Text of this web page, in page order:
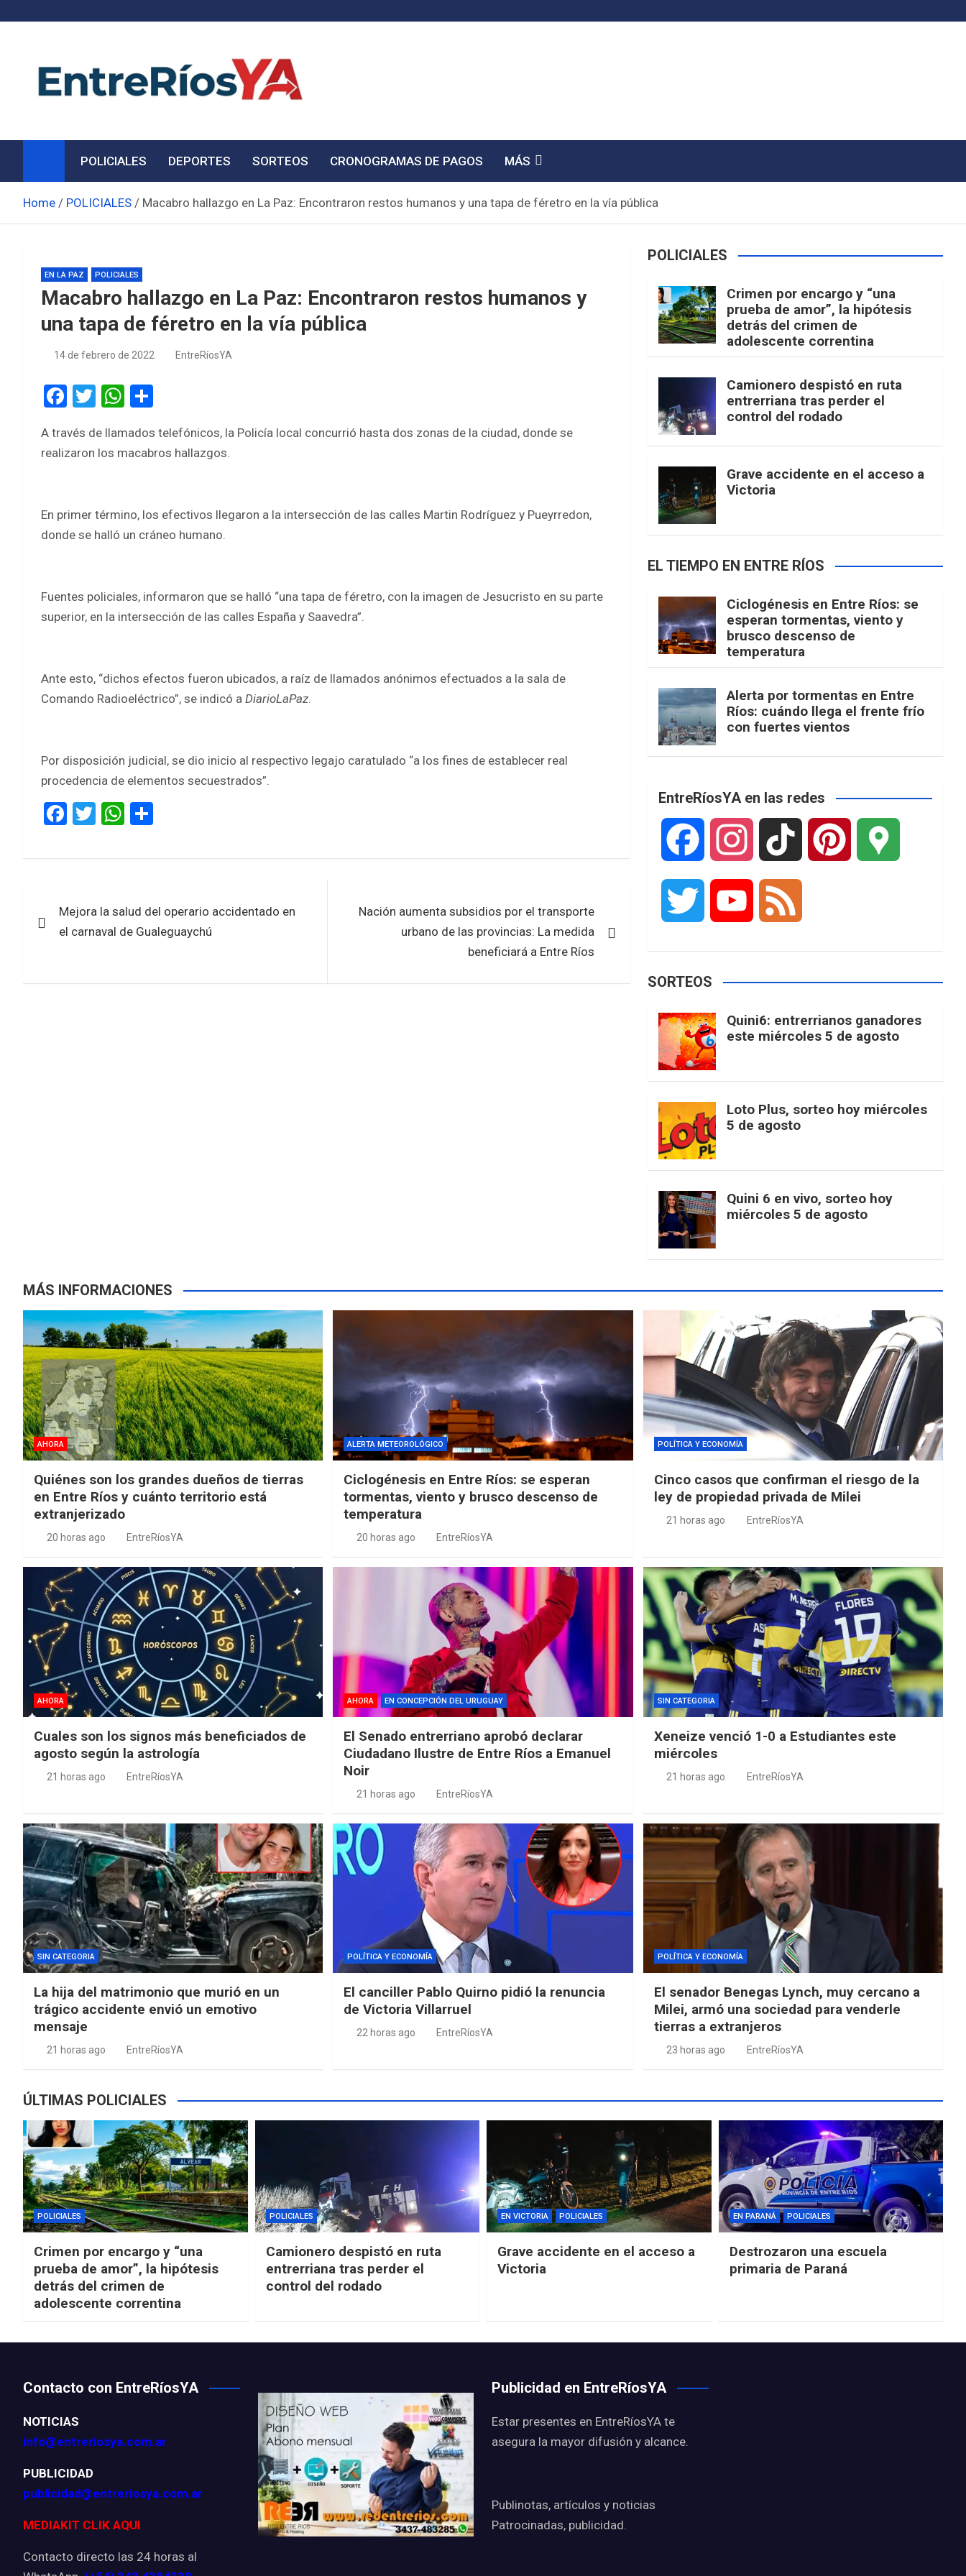
Noticias de Entre Ríos
POLICIALES DEPORTES SORTEOS CRONOGRAMAS DE PAGOS MÁS
Home POLICIALES Macabro hallazgo en La Paz: Encontraron restos humanos y una tapa de féretro en la vía pública
EN LA PAZ POLICIALES
Macabro hallazgo en La Paz: Encontraron restos humanos y
una tapa de féretro en la vía pública
14 de febrero de 2022 EntreRíosYA
F
ce
b
o
k
T
tt
er
W
at
s
p
p
ar
e
A través de llamados telefónicos, la Policía local concurrió hasta dos zonas de la ciudad, donde se
realizaron los macabros hallazgos.
En primer término, los efectivos llegaron a la intersección de las calles Martin Rodríguez y Pueyrredon,
donde se halló un cráneo humano.
Fuentes policiales, informaron que se halló “una tapa de féretro, con la imagen de Jesucristo en su parte
superior, en la intersección de las calles España y Saavedra”.
Ante esto, “dichos efectos fueron ubicados, a raíz de llamados anónimos efectuados a la sala de
Comando Radioeléctrico”, se indicó a DiarioLaPaz.
Por disposición judicial, se dio inicio al respectivo legajo caratulado “a los fines de establecer real
procedencia de elementos secuestrados”.
F
ce
o
o
T
tt
W
at
A
p
ar
de
Mejora la salud del operario accidentado en
el carnaval de Gualeguaychú
Nación aumenta subsidios por el transporte
urbano de las provincias: La medida
beneficiará a Entre Ríos
POLICIALES
Crimen por encargo y “una
prueba de amor”, la hipótesis
detrás del crimen de
adolescente correntina
Camionero despistó en ruta
entrerriana tras perder el
control del rodado
Grave accidente en el acceso a
Victoria
EL TIEMPO EN ENTRE RÍOS
Ciclogénesis en Entre Ríos: se
esperan tormentas, viento y
brusco descenso de
temperatura
Alerta por tormentas en Entre
Ríos: cuándo llega el frente frío
con fuertes vientos
EntreRíosYA en las redes
a
b
o
k
n
a
i
t
t
e
r
u
b
e
d
SORTEOS
Quini6: entrerrianos ganadores
este miércoles 5 de agosto
Loto Plus, sorteo hoy miércoles
5 de agosto
Quini 6 en vivo, sorteo hoy
miércoles 5 de agosto
MÁS INFORMACIONES
AHORA
Quiénes son los grandes dueños de tierras
en Entre Ríos y cuánto territorio está
extranjerizado
20 horas ago EntreRíosYA
ALERTA METEOROLÓGICO
Ciclogénesis en Entre Ríos: se esperan
tormentas, viento y brusco descenso de
temperatura
20 horas ago EntreRíosYA
POLÍTICA Y ECONOMÍA
Cinco casos que confirman el riesgo de la
ley de propiedad privada de Milei
21 horas ago EntreRíosYA
AHORA
Cuales son los signos más beneficiados de
agosto según la astrología
21 horas ago EntreRíosYA
AHORA EN CONCEPCIÓN DEL URUGUAY
El Senado entrerriano aprobó declarar
Ciudadano Ilustre de Entre Ríos a Emanuel
Noir
21 horas ago EntreRíosYA
SIN CATEGORIA
Xeneize venció 1-0 a Estudiantes este
miércoles
21 horas ago EntreRíosYA
SIN CATEGORIA
La hija del matrimonio que murió en un
trágico accidente envió un emotivo
mensaje
21 horas ago EntreRíosYA
POLÍTICA Y ECONOMÍA
El canciller Pablo Quirno pidió la renuncia
de Victoria Villarruel
22 horas ago EntreRíosYA
POLÍTICA Y ECONOMÍA
El senador Benegas Lynch, muy cercano a
Milei, armó una sociedad para venderle
tierras a extranjeros
23 horas ago EntreRíosYA
ÚLTIMAS POLICIALES
POLICIALES
Crimen por encargo y “una
prueba de amor”, la hipótesis
detrás del crimen de
adolescente correntina
POLICIALES
Camionero despistó en ruta
entrerriana tras perder el
control del rodado
EN VICTORIA POLICIALES
Grave accidente en el acceso a
Victoria
EN PARANÁ POLICIALES
Destrozaron una escuela
primaria de Paraná
Contacto con EntreRíosYA
NOTICIAS
info@entreriosya.com.ar
PUBLICIDAD
publicidad@entreriosya.com.ar
MEDIAKIT CLIK AQUI
Contacto directo las 24 horas al
Publicidad en EntreRíosYA
Estar presentes en EntreRíosYA te
asegura la mayor difusión y alcance.
Publinotas, artículos y noticias
Patrocinadas, publicidad.